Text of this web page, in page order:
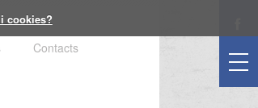
cookies?
Contacts